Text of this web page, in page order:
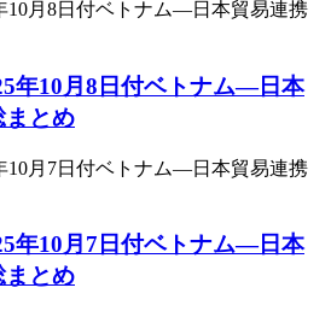
年10月8日付ベトナム―日本
まとめ
年10月7日付ベトナム―日本
まとめ